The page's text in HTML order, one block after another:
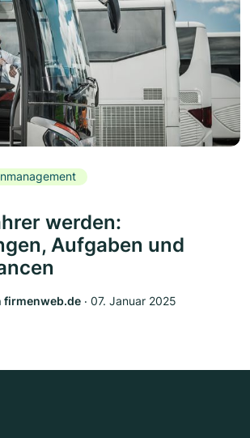
werden:
Aufgaben und
firmenweb.de ‧ 07. Januar 2025